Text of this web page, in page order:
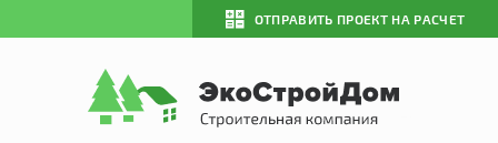
ОТПРАВИТЬ ПРОЕКТ НА РАСЧЕТ